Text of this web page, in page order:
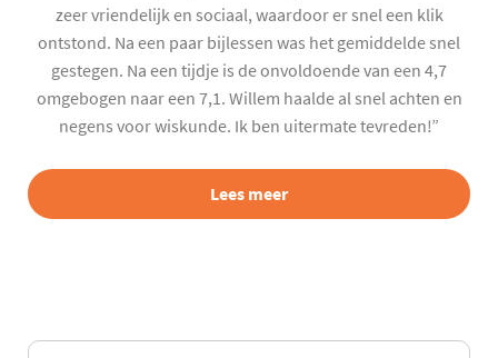
zeer vriendelijk en sociaal, waardoor er snel een klik
ontstond. Na een paar bijlessen was het gemiddelde snel
gestegen. Na een tijdje is de onvoldoende van een 4,7
omgebogen naar een 7,1. Willem haalde al snel achten en
negens voor wiskunde. Ik ben uitermate tevreden!”
Lees meer